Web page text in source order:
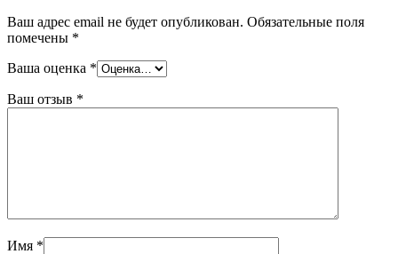
Ваш адрес email не будет опубликован. Обязательные поля
помечены *
Ваша оценка *
Ваш отзыв *
Имя *